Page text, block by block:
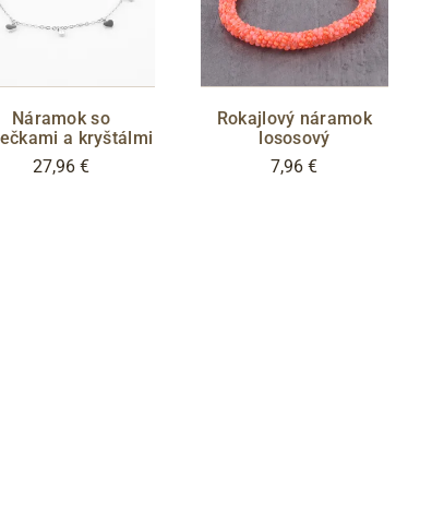
Náramok so
a kryštálmi
27,96 €
Rokajlový náramok
lososový
7,96 €